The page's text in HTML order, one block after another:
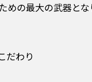
の最大の武器とな
だわり